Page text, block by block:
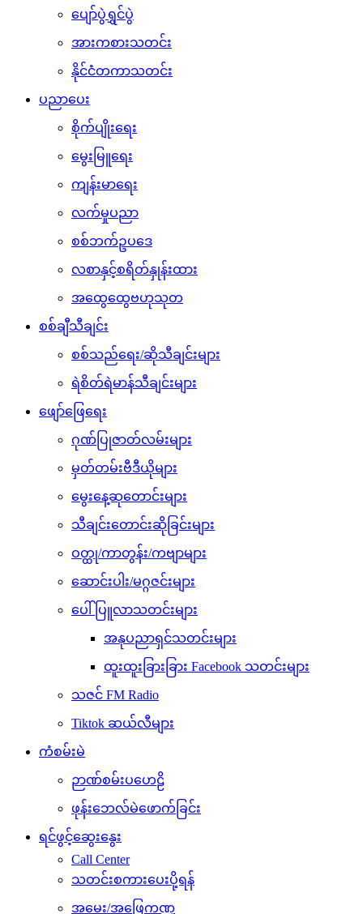
ပျော်ပွဲရွှင်ပွဲ
အားကစားသတင်း
နိုင်ငံတကာသတင်း
ပညာပေး
စိုက်ပျိုးရေး
မွေးမြူရေး
ကျန်းမာရေး
လက်မှုပညာ
စစ်ဘက်ဥပဒေ
လစာနှင့်စရိတ်နှုန်းထား
အထွေထွေဗဟုသုတ
စစ်ချီသီချင်း
စစ်သည်ရေး/ဆိုသီချင်းများ
ရဲစိတ်ရဲမာန်သီချင်းများ
ဖျော်ဖြေရေး
ဂုဏ်ပြုဇာတ်လမ်းများ
မှတ်တမ်းဗီဒီယိုများ
မွေးနေ့ဆုတောင်းများ
သီချင်းတောင်းဆိုခြင်းများ
ဝတ္ထု/ကာတွန်း/ကဗျာများ
ဆောင်းပါး/မဂ္ဂဇင်းများ
ပေါ်ပြူလာသတင်းများ
အနုပညာရှင်သတင်းများ
ထူးထူးခြားခြား Facebook သတင်းများ
သဇင် FM Radio
Tiktok ဆယ်လီများ
ကံစမ်းမဲ
ဉာဏ်စမ်းပဟေဠိ
ဖုန်းဘေလ်မဲဖောက်ခြင်း
ရင်ဖွင့်ဆွေးနွေး
Call Center
သတင်းစကားပေးပို့ရန်
အမေး/အဖြေကဏ္ဍ